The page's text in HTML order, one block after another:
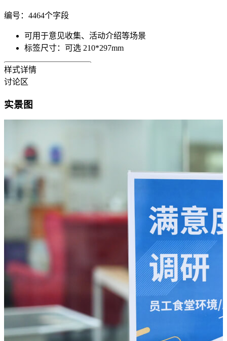
编号： 4464个字段
可用于意见收集、活动介绍等场景
标签尺寸： 可选 210*297mm
使用此样式，批量制作
样式详情
讨论区
实景图